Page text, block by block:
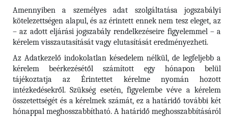
Amennyiben a személyes adat szolgáltatása jogszabályi
kötelezettségen alapul, és az érintett ennek nem tesz eleget, az
– az adott eljárási jogszabály rendelkezéseire figyelemmel – a
kérelem visszautasítását vagy elutasítását eredményezheti.
Az Adatkezelő indokolatlan késedelem nélkül, de legfeljebb a
kérelem beérkezésétől számított egy hónapon belül
tájékoztatja az Érintettet kérelme nyomán hozott
intézkedésekről. Szükség esetén, figyelembe véve a kérelem
összetettségét és a kérelmek számát, ez a határidő további két
hónappal meghosszabbítható. A határidő meghosszabbításáról